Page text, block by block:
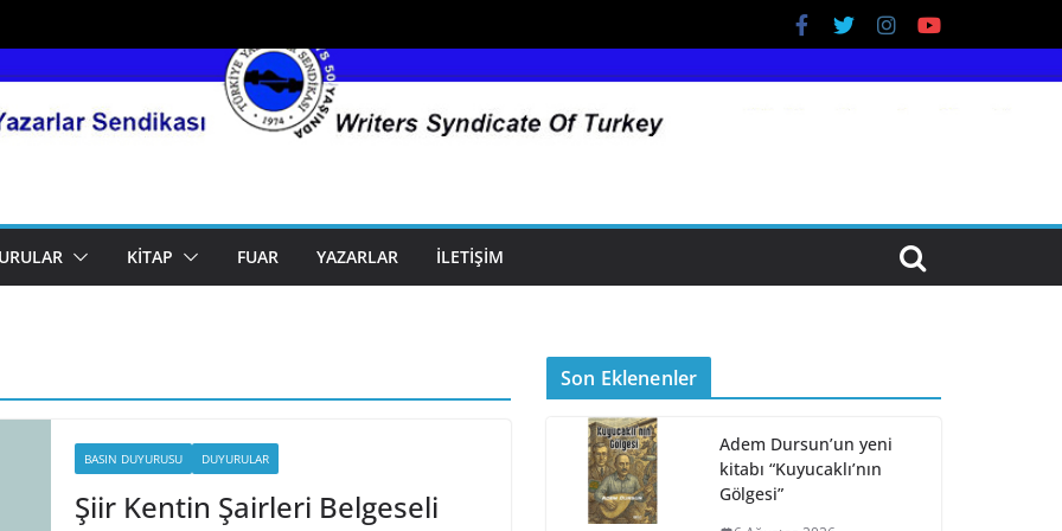
KITAP FUAR YAZARLAR İLETIŞIM
BASIN DUYURUSU DUYURULAR
Şiir Kentin Şairleri Belgeseli
Son Eklenenler
Adem Dursun’un yeni
kitabı “Kuyucaklı’nın
Gölgesi”